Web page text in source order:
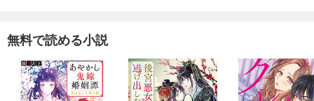
無料で読める小説